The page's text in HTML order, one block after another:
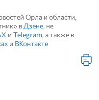
Орла и области,
в Дзене, не
и Telegram, а также в
и ВКонтакте